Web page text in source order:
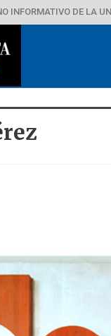
INFORMATIVO DE LA